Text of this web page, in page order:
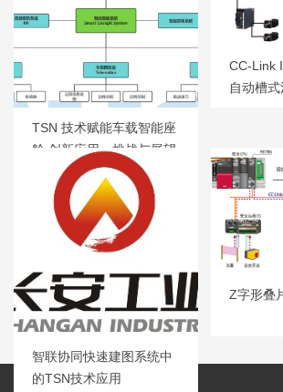
TSN 技术赋能车载智能座
舱 创新应用、挑战与展望
CC-Link
自动槽
智联协同快速建图系统中
的TSN技术应用
Z字形叠